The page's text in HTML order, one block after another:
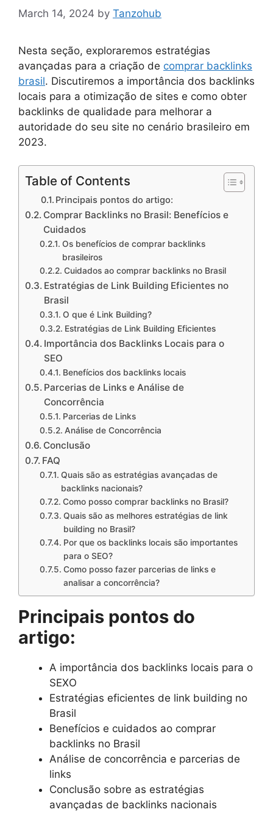
March 14, 2024 by Tanzohub
Nesta seção, exploraremos estratégias
avançadas para a criação de comprar backlinks
brasil. Discutiremos a importância dos backlinks
locais para a otimização de sites e como obter
backlinks de qualidade para melhorar a
autoridade do seu site no cenário brasileiro em
2023.
Table of Contents
Principais pontos do artigo:
Comprar Backlinks no Brasil: Benefícios e
Cuidados
Os benefícios de comprar backlinks
brasileiros
Cuidados ao comprar backlinks no Brasil
Estratégias de Link Building Eficientes no
Brasil
O que é Link Building?
Estratégias de Link Building Eficientes
Importância dos Backlinks Locais para o
SEO
Benefícios dos backlinks locais
Parcerias de Links e Análise de
Concorrência
Parcerias de Links
Análise de Concorrência
Conclusão
FAQ
Quais são as estratégias avançadas de
backlinks nacionais?
Como posso comprar backlinks no Brasil?
Quais são as melhores estratégias de link
building no Brasil?
Por que os backlinks locais são importantes
para o SEO?
Como posso fazer parcerias de links e
analisar a concorrência?
Principais pontos do
artigo:
A importância dos backlinks locais para o
SEXO
Estratégias eficientes de link building no
Brasil
Benefícios e cuidados ao comprar
backlinks no Brasil
Análise de concorrência e parcerias de
links
Conclusão sobre as estratégias
avançadas de backlinks nacionais